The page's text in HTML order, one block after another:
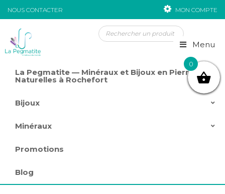
NOUS CONTACTER MON COMPTE
Passer au contenu
Menu
La Pegmatite — Minéraux et Bijoux en Pierres
Naturelles à Rochefort
Bijoux
Minéraux
Promotions
Blog
0